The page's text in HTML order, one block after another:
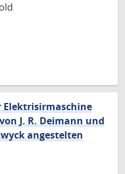
Elektrisirmaschine
J. R. Deimann und
angestelten